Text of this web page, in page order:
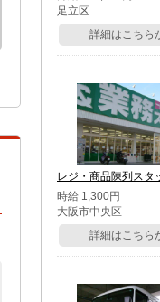
足立区
詳細はこちら
レジ・商品陳列スタ
時給 1,300円
大阪市中央区
詳細はこちら